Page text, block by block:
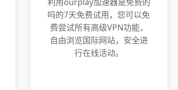
吗的7天免费试用，您可以免
费尝试所有高级VPN功能，
自由浏览国际网站，安全进
行在线活动。